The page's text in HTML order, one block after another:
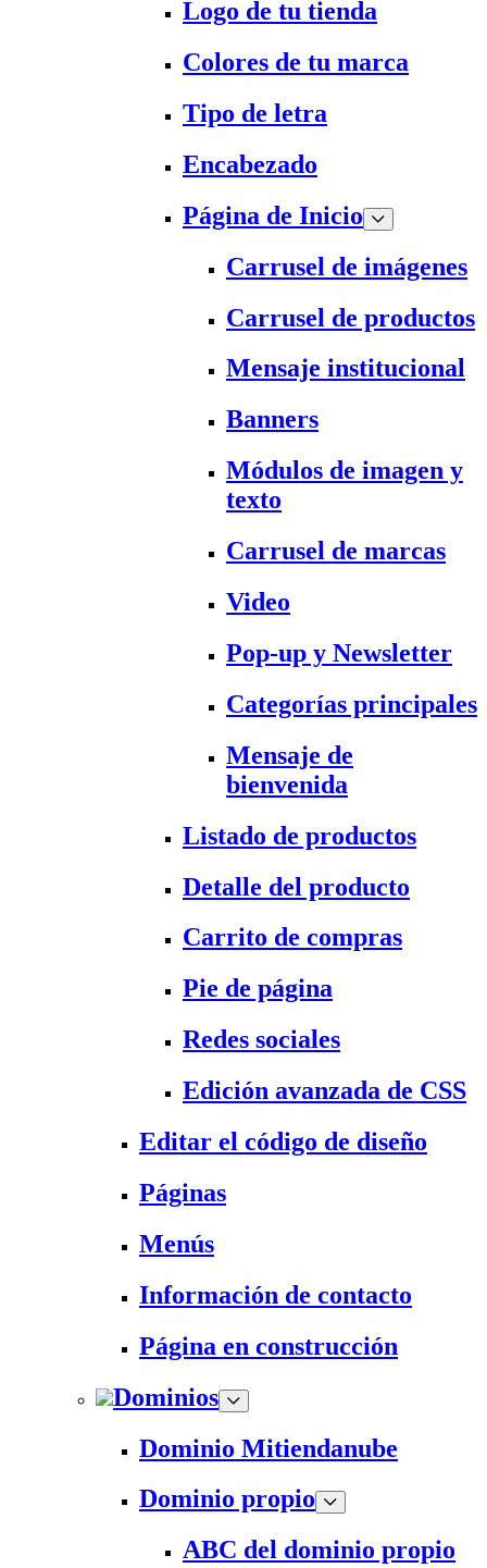
Logo de tu tienda
Colores de tu marca
Tipo de letra
Encabezado
Página de Inicio
Carrusel de imágenes
Carrusel de productos
Mensaje institucional
Banners
Módulos de imagen y
texto
Carrusel de marcas
Video
Pop-up y Newsletter
Categorías principales
Mensaje de
bienvenida
Listado de productos
Detalle del producto
Carrito de compras
Pie de página
Redes sociales
Edición avanzada de CSS
Editar el código de diseño
Páginas
Menús
Información de contacto
Página en construcción
Dominios
Dominio Mitiendanube
Dominio propio
ABC del dominio propio